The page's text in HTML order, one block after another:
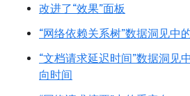
改进了“效果”面板
“网络依赖关系树”数据洞见中
“文档请求延迟时间”数据洞见
向时间